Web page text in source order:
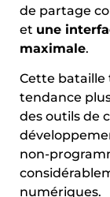
de partage
et une
maximale.
Cette bataille
tendance
des outils de
non-
numériques.